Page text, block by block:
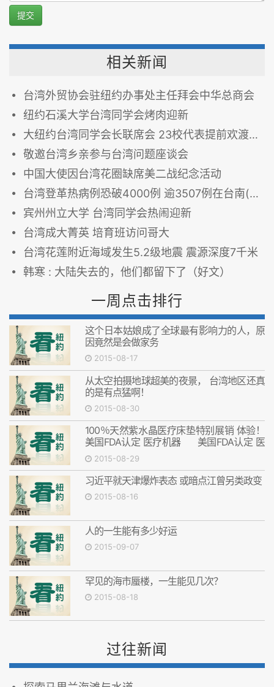
提交
相关新闻
台湾外贸协会驻纽约办事处主任拜会中华总商会
纽约石溪大学台湾同学会烤肉迎新
大纽约台湾同学会长联席会 23校代表提前欢渡中秋
敬邀台湾乡亲参与台湾问题座谈会
中国大使因台湾花圈缺席美二战纪念活动
台湾登革热病例恐破4000例 逾3507例在台南(图)
宾州州立大学 台湾同学会热闹迎新
台湾成大菁英 培育班访问哥大
台湾花莲附近海域发生5.2级地震 震源深度7千米
韩寒 : 大陆失去的，他们都留下了（好文）
一周点击排行
这个日本姑娘成了全球最有影响力的人，原
因竟然是会做家务
2015-08-17
从太空拍摄地球超美的夜景， 台湾地区还真
的是有点猛啊！
2015-08-30
100％天然紫水晶医疗床垫特别展销 体验！
美国FDA认定 医疗机器 美国FDA认定 医
疗机器
2015-08-29
习近平就天津爆炸表态 或暗点江曾另类政变
2015-08-16
人的一生能有多少好运
2015-09-07
罕见的海市蜃楼，一生能见几次？
2015-08-18
过往新闻